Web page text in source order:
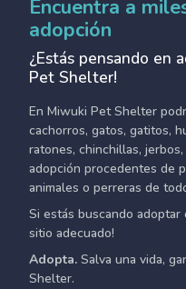
Encuentra a
adopción
¿Estás pensando en
Pet Shelter!
En Miwuki Pet Shelter
cachorros, gatos, gatitos,
ratones, chinchillas,
adopción procedentes de
animales o perreras de
Si estás buscando adoptar
sitio adecuado!
Adopta. Salva una vida,
Shelter.